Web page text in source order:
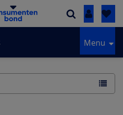
Inloggen
Menu